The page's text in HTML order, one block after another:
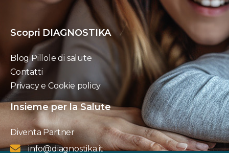
Scopri DIAGNOSTIKA
Blog Pillole di salute
Contatti
Privacy e Cookie policy
Insieme per la Salute
Diventa Partner
info@diagnostika.it